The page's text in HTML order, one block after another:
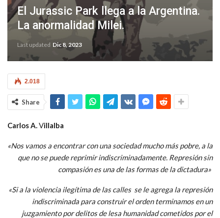
El Jurassic Park llega a la Argentina.
La anormalidad Milei.
Last updated Dic 8, 2023
2.018
Share
Carlos A. Villalba
«Nos vamos a encontrar con una sociedad mucho más pobre, a la
que no se puede reprimir indiscriminadamente. Represión sin
compasión es una de las formas de la dictadura»
«Si a la violencia ilegítima de las calles se le agrega la represión
indiscriminada para construir el orden terminamos en un
juzgamiento por delitos de lesa humanidad cometidos por el